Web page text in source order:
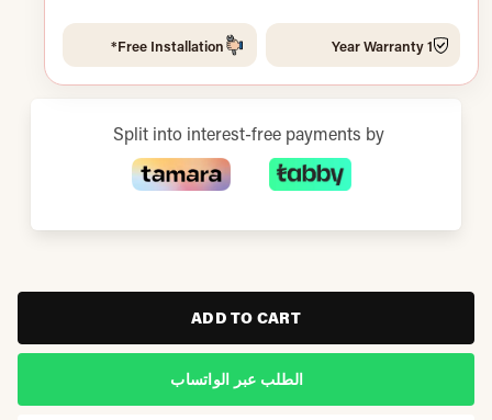
1 Year Warranty
Free Installation*
Split into interest-free payments by
ADD TO CART
الطلب عبر الواتساب